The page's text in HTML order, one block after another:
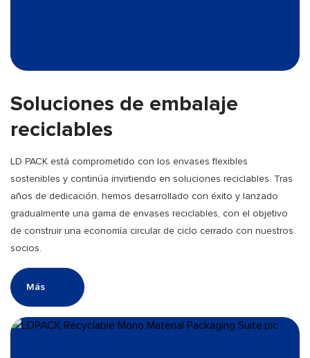
Soluciones de embalaje
reciclables
LD PACK está comprometido con los envases flexibles
sostenibles y continúa invirtiendo en soluciones reciclables. Tras
años de dedicación, hemos desarrollado con éxito y lanzado
gradualmente una gama de envases reciclables, con el objetivo
de construir una economía circular de ciclo cerrado con nuestros
socios.
Más